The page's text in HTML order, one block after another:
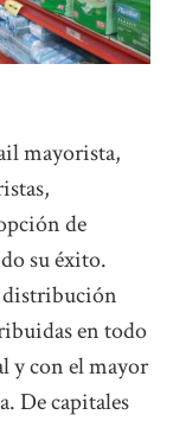
mayorista,
de
su éxito.
distribución
en todo
y con el mayor
De capitales